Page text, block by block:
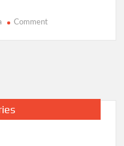
Commenton
de